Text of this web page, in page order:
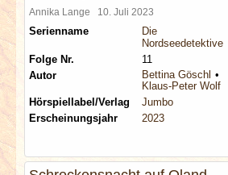
Annika Lange 10. Juli 2023
Serienname
Die
Nordseedetektive
Folge Nr.
11
Autor
Bettina Göschl
Klaus-Peter Wolf
Hörspiellabel/Verlag
Jumbo
Erscheinungsjahr
2023